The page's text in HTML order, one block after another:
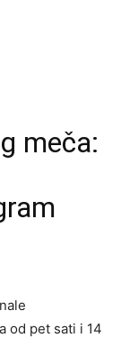
meča:
od pet sati i 14